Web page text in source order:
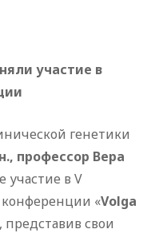
участие в
генетики
профессор Вера
участие в V
«Volga
, представив свои